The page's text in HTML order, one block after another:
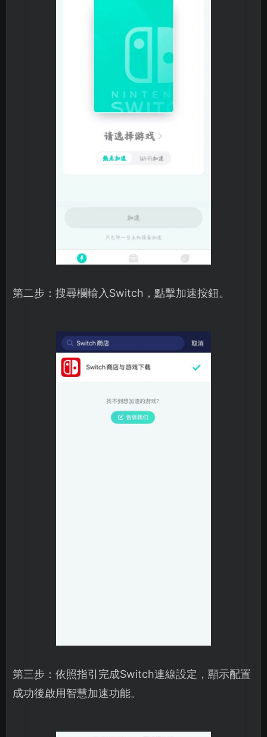
第二步：搜尋欄輸入Switch，點擊加速按鈕。
第三步：依照指引完成Switch連線設定，顯示配置
成功後啟用智慧加速功能。